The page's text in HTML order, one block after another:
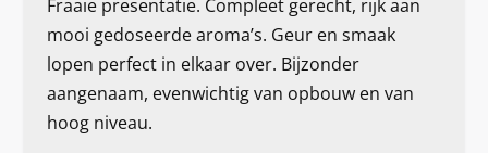
Fraaie presentatie. Compleet gerecht, rijk aan
mooi gedoseerde aroma’s. Geur en smaak
lopen perfect in elkaar over. Bijzonder
aangenaam, evenwichtig van opbouw en van
hoog niveau.